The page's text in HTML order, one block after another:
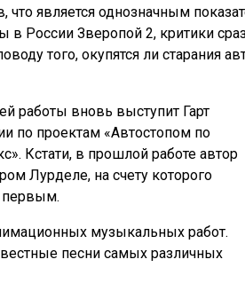
является однозначным
в России Зверопой 2, критики
того, окупятся ли старания
работы вновь выступит Гарт
по проектам «Автостопом по
Кстати, в прошлой работе автор
Лурделе, на счету которого
первым.
музыкальных работ.
песни самых различных